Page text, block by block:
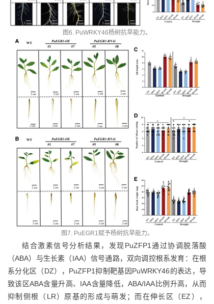
图6. PuWRKY46杨树抗旱能力。
图7. PuEGR1赋予杨树抗旱能力。
结合激素信号分析结果，发现PuZFP1通过协调脱落酸
（ABA）与生长素（IAA）信号通路，双向调控根系发育：在根
系分化区（DZ），PuZFP1抑制靶基因PuWRKY46的表达，导
致该区ABA含量升高、IAA含量降低，ABA/IAA比例升高，从而
抑制侧根（LR）原基的形成与萌发；而在伸长区（EZ），